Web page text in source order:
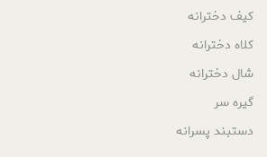
کیف دخترانه
کلاه دخترانه
شال دخترانه
گیره سر
دستبند پسرانه